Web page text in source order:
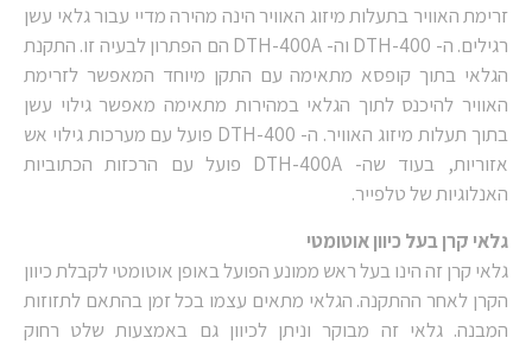
זרימת האוויר בתעלות מיזוג האוויר הינה מהירה מדיי עבור גלאי עשן
רגילים. ה- DTH-400 וה- DTH-400A הם הפתרון לבעיה זו. התקנת
הגלאי בתוך קופסא מתאימה עם התקן מיוחד המאפשר לזרימת
האוויר להיכנס לתוך הגלאי במהירות מתאימה מאפשר גילוי עשן
בתוך תעלות מיזוג האוויר. ה- DTH-400 פועל עם מערכות גילוי אש
אזוריות, בעוד שה- DTH-400A פועל עם הרכזות הכתוביות
האנלוגיות של טלפייר.
גלאי קרן בעל כיוון אוטומטי
גלאי קרן זה הינו בעל ראש ממונע הפועל באופן אוטומטי לקבלת כיוון
הקרן לאחר ההתקנה. הגלאי מתאים עצמו בכל זמן בהתאם לתזוזות
המבנה. גלאי זה מבוקר וניתן לכיוון גם באמצעות שלט רחוק